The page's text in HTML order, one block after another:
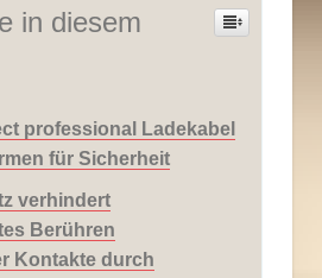
in diesem
professional Ladekabel
für Sicherheit
verhindert
Berühren
Kontakte durch